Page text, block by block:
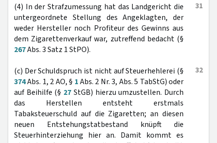
31
(4) In der Strafzumessung hat das Landgericht die
untergeordnete Stellung des Angeklagten, der
weder Hersteller noch Profiteur des Gewinns aus
dem Zigarettenverkauf war, zutreffend bedacht (§
267Abs. 3 Satz 1 StPO).
32
(c) Der Schuldspruch ist nicht auf Steuerhehlerei (§
374Abs. 1, 2 AO, § 1Abs. 2 Nr. 3, Abs. 5 TabStG) oder
auf Beihilfe (§ 27 StGB) hierzu umzustellen. Durch
das Herstellen entsteht erstmals
Tabaksteuerschuld auf die Zigaretten; an diesen
neuen Entstehungstatbestand knüpft die
Steuerhinterziehung hier an. Damit kommt es